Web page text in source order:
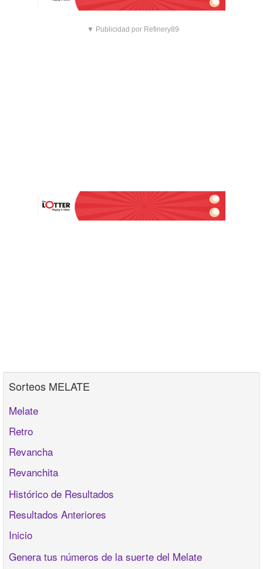
▼ Publicidad por Refinery89
Sorteos MELATE
Melate
Retro
Revancha
Revanchita
Histórico de Resultados
Resultados Anteriores
Inicio
Genera tus números de la suerte del Melate